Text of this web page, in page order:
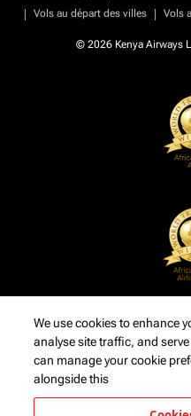
|
Vols au départ des villes | Vols
© 2026 Kenya Airways
We use cookies to enhance
analyse site traffic, and
can manage your cookie
alongside this